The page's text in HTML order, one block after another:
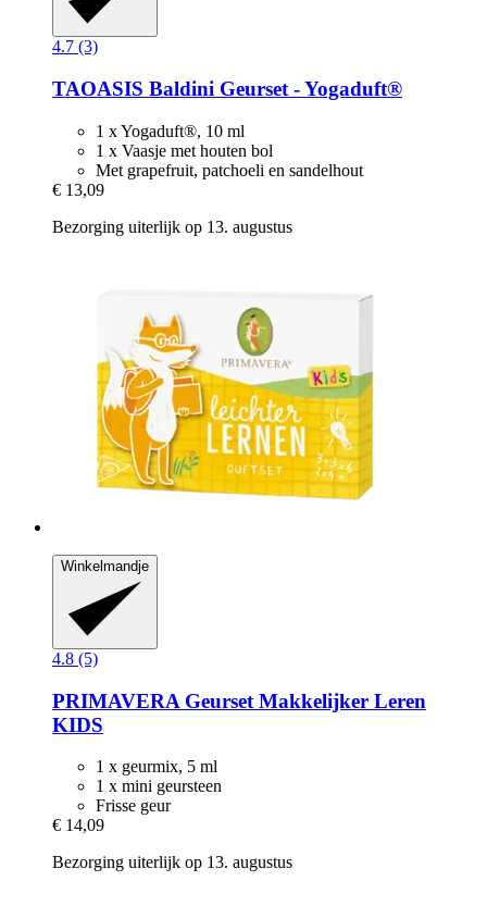
4.7 (3)
TAOASIS Baldini Geurset -​ Yogaduft®
1 x Yogaduft®, 10 ml
1 x Vaasje met houten bol
Met grapefruit, patchoeli en sandelhout
€ 13,09
Bezorging uiterlijk op 13. augustus
Winkelmandje
4.8 (5)
PRIMAVERA Geurset Makkelijker Leren
KIDS
1 x geurmix, 5 ml
1 x mini geursteen
Frisse geur
€ 14,09
Bezorging uiterlijk op 13. augustus